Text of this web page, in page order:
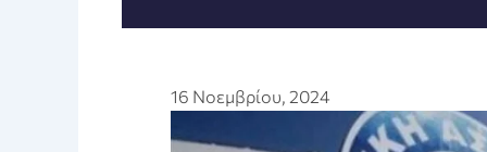
16 Νοεμβρίου, 2024